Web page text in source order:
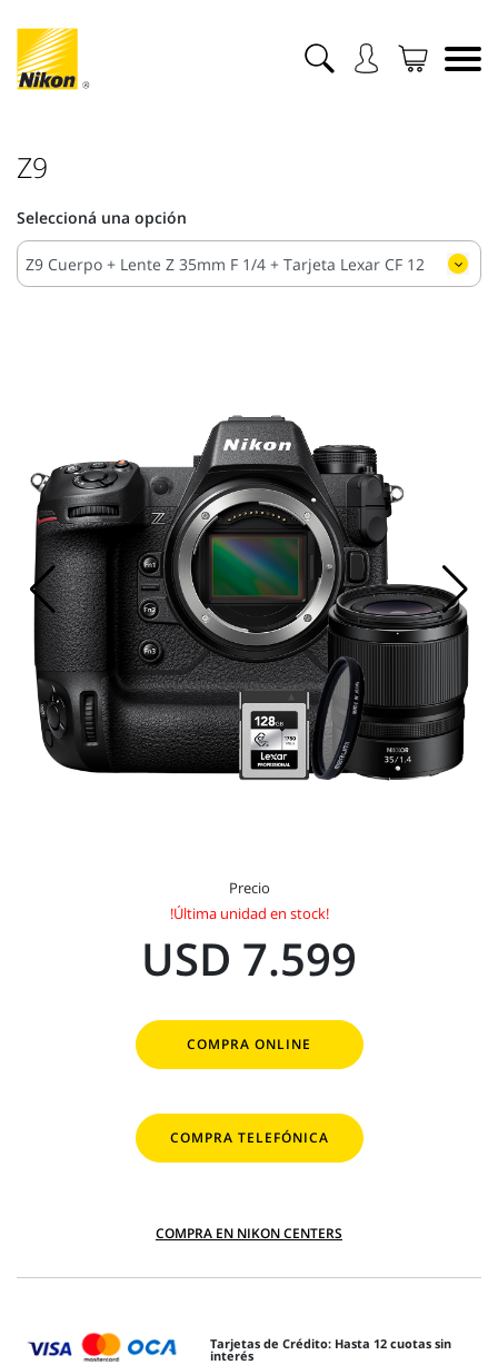
Z9
Seleccioná una opción
Precio
!Última unidad en stock!
USD 7.599
COMPRA ONLINE
COMPRA TELEFÓNICA
COMPRA EN NIKON CENTERS
Tarjetas de Crédito: Hasta 12 cuotas sin
interés